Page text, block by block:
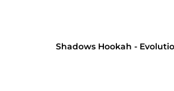
Shadows Hookah -